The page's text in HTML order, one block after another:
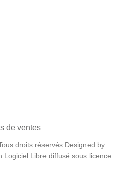
de ventes
droits réservés Designed by
Logiciel Libre diffusé sous licence